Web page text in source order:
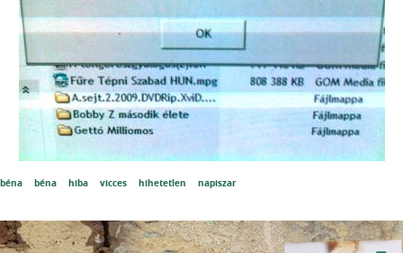
béna béna hiba vicces hihetetlen napiszar